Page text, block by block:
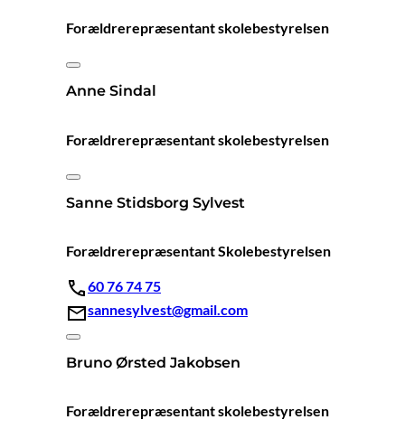
Forældrerepræsentant skolebestyrelsen
Anne Sindal
Forældrerepræsentant skolebestyrelsen
Sanne Stidsborg Sylvest
Forældrerepræsentant Skolebestyrelsen
60 76 74 75
sannesylvest@gmail.com
Bruno Ørsted Jakobsen
Forældrerepræsentant skolebestyrelsen